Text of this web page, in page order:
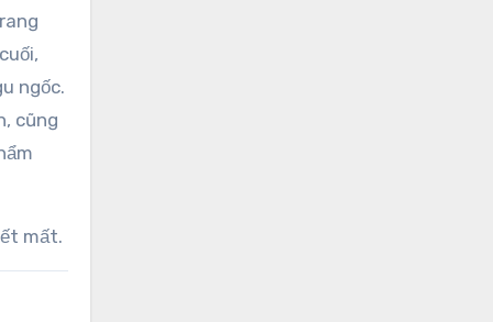
ngốc.
cũng
mất.